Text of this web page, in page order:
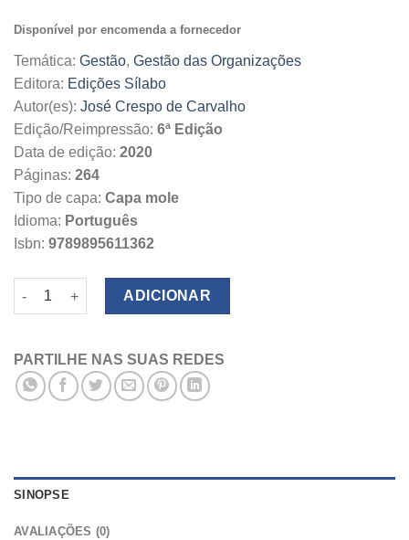
original
18.80€.
atual
16.92€.
Disponível por encomenda a fornecedor
Temática: Gestão, Gestão das Organizações
Editora: Edições Sílabo
Autor(es): José Crespo de Carvalho
Edição/Reimpressão: 6ª Edição
Data de edição: 2020
Páginas: 264
Tipo de capa: Capa mole
Idioma: Português
Isbn: 9789895611362
Quantidade de Negociação
ADICIONAR
PARTILHE NAS SUAS REDES
SINOPSE
AVALIAÇÕES (0)